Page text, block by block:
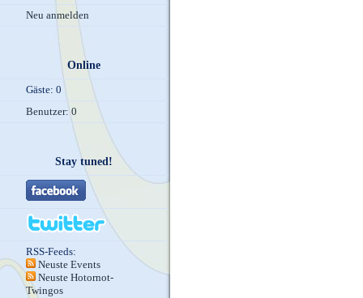
Neu anmelden
Online
Gäste: 0
Benutzer: 0
Stay tuned!
RSS-Feeds:
Neuste Events
Neuste Hotornot-
Twingos